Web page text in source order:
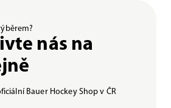
nás na
Bauer Hockey Shop v ČR